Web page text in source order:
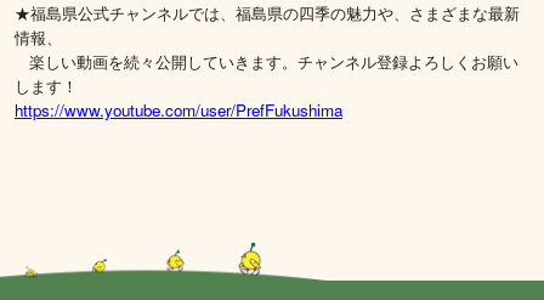
★福島県公式チャンネルでは、福島県の四季の魅力や、さまざまな最新
情報、
楽しい動画を続々公開していきます。チャンネル登録よろしくお願い
します！
https://www.youtube.com/user/PrefFukushima